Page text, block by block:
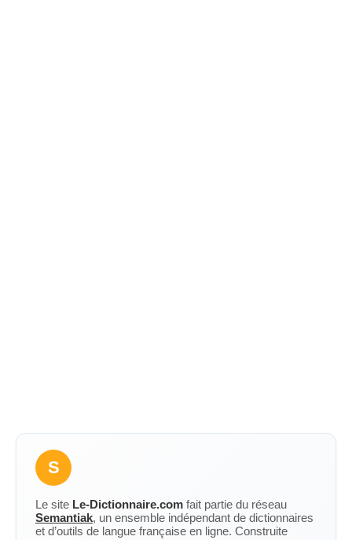
S
Le site Le-Dictionnaire.com fait partie du réseau
Semantiak, un ensemble indépendant de dictionnaires
et d’outils de langue française en ligne. Construite